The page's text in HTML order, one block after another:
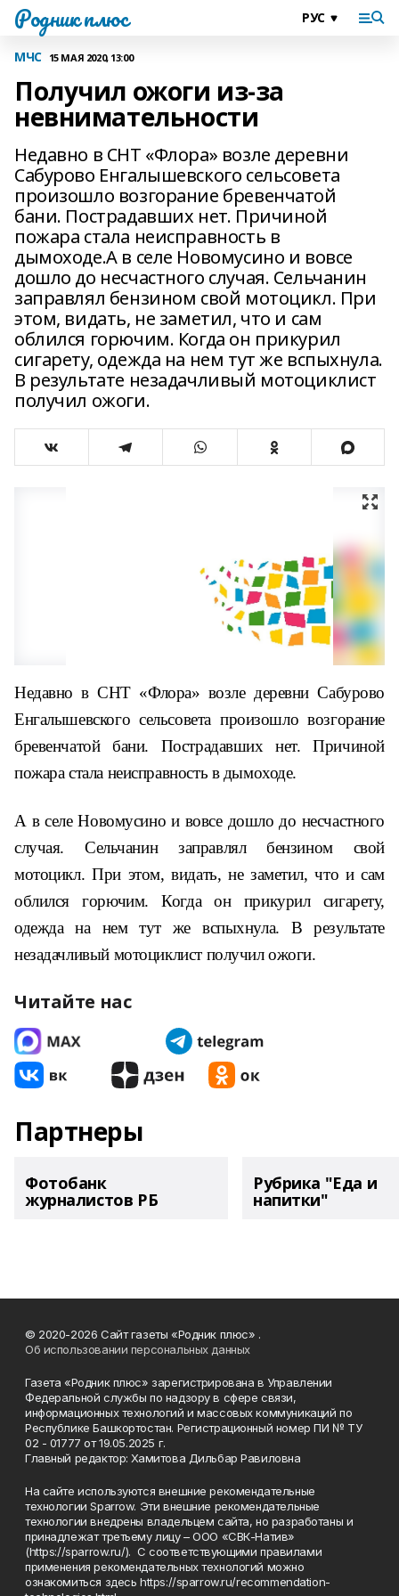
Родник плюс
МЧС 15 МАЯ 2020, 13:00
Получил ожоги из-за
невнимательности
Недавно в СНТ «Флора» возле деревни
Сабурово Енгалышевского сельсовета
произошло возгорание бревенчатой
бани. Пострадавших нет. Причиной
пожара стала неисправность в
дымоходе.А в селе Новомусино и вовсе
дошло до не­счастного случая. Сельчанин
заправлял бензином свой мотоцикл. При
этом, видать, не заметил, что и сам
облился горючим. Когда он при­курил
сигарету, одежда на нем тут же вспыхнула.
В результате незадачливый мотоциклист
получил ожоги.
Недавно в СНТ «Флора» возле деревни Сабурово
Енгалышевского сельсовета произошло возгорание
бревенчатой бани. Пострадавших нет. Причиной
пожара стала неисправность в дымоходе.
А в селе Новомусино и вовсе дошло до не­счастного
случая. Сельчанин заправлял бензином свой
мотоцикл. При этом, видать, не заметил, что и сам
облился горючим. Когда он при­курил сигарету,
одежда на нем тут же вспыхнула. В результате
незадачливый мотоциклист получил ожоги.
Читайте нас
Партнеры
Фотобанк
журналистов РБ
Рубрика "Еда и
напитки"
© 2020-2026 Сайт газеты «Родник плюс» .
Об использовании персональных данных
Газета «Родник плюс» зарегистрирована в Управлении
Федеральной службы по надзору в сфере связи,
информационных технологий и массовых коммуникаций по
Республике Башкортостан. Регистрационный номер ПИ № ТУ
02 - 01777 от 19.05.2025 г.
Главный редактор: Хамитова Дильбар Равиловна
На сайте используются внешние рекомендательные
технологии Sparrow. Эти внешние рекомендательные
технологии внедрены владельцем сайта, но разработаны и
принадлежат третьему лицу – ООО «СВК-Натив»
(https://sparrow.ru/). С соответствующими правилами
применения рекомендательных технологий можно
ознакомиться здесь https://sparrow.ru/recommendation-